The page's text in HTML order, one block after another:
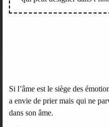
Si l’âme est le siège des
a envie de prier mais qui ne
dans son âme.